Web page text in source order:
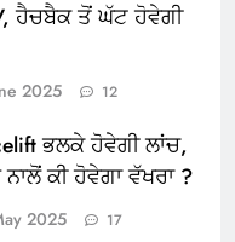
ਹੈਚਬੈਕ ਤੋਂ ਘੱਟ ਹੋਵੇਗੀ
2025 12
ਭਲਕੇ ਹੋਵੇਗੀ ਲਾਂਚ,
ਨਾਲੋਂ ਕੀ ਹੋਵੇਗਾ ਵੱਖਰਾ ?
2025 17